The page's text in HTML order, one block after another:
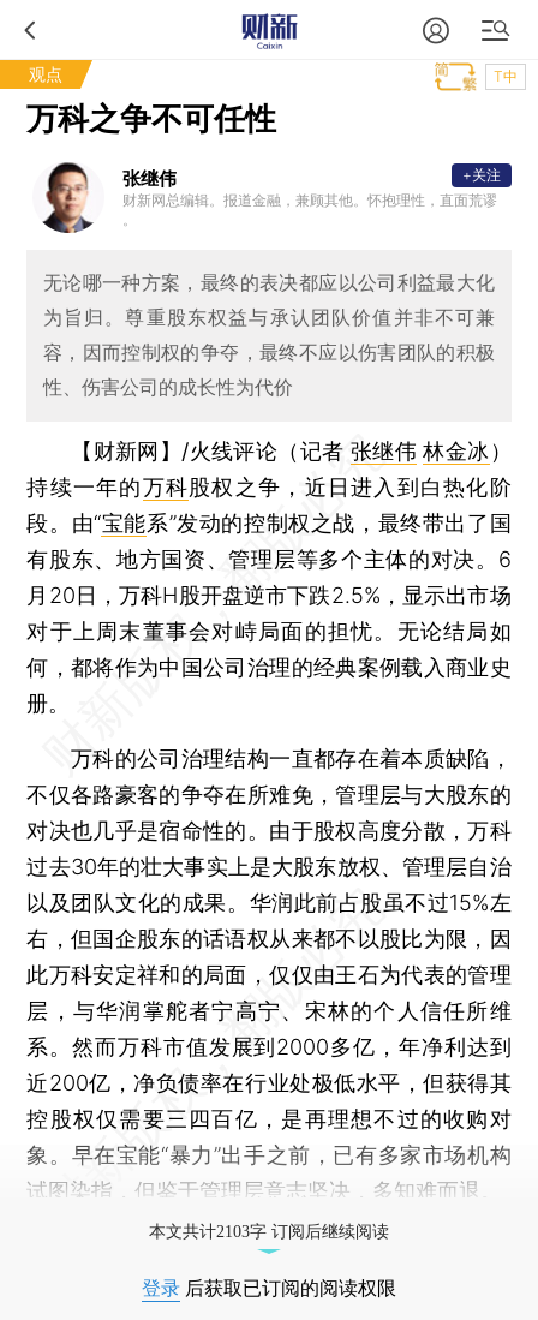
观点 T中
万科之争不可任性
张继伟
财新网总编辑。报道金融，兼顾其他。怀抱理性，直面荒谬
。
+关注
无论哪一种方案，最终的表决都应以公司利益最大化
为旨归。尊重股东权益与承认团队价值并非不可兼
容，因而控制权的争夺，最终不应以伤害团队的积极
性、伤害公司的成长性为代价
【财新网】/火线评论（记者 张继伟 林金冰 ）
持续一年的万科股权之争，近日进入到白热化阶
段。由“宝能系”发动的控制权之战，最终带出了国
有股东、地方国资、管理层等多个主体的对决。6
月20日，万科H股开盘逆市下跌2.5%，显示出市场
对于上周末董事会对峙局面的担忧。无论结局如
何，都将作为中国公司治理的经典案例载入商业史
册。
万科的公司治理结构一直都存在着本质缺陷，
不仅各路豪客的争夺在所难免，管理层与大股东的
对决也几乎是宿命性的。由于股权高度分散，万科
过去30年的壮大事实上是大股东放权、管理层自治
以及团队文化的成果。华润此前占股虽不过15%左
右，但国企股东的话语权从来都不以股比为限，因
此万科安定祥和的局面，仅仅由王石为代表的管理
层，与华润掌舵者宁高宁、宋林的个人信任所维
系。然而万科市值发展到2000多亿，年净利达到
近200亿，净负债率在行业处极低水平，但获得其
控股权仅需要三四百亿，是再理想不过的收购对
象。早在宝能“暴力”出手之前，已有多家市场机构
试图染指，但鉴于管理层意志坚决，多知难而退。
本文共计2103字 订阅后继续阅读
登录 后获取已订阅的阅读权限